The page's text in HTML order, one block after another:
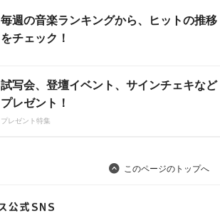
毎週の音楽ランキングから、ヒットの推移
をチェック！
試写会、登壇イベント、サインチェキなど
プレゼント！
プレゼント特集
このページのトップへ